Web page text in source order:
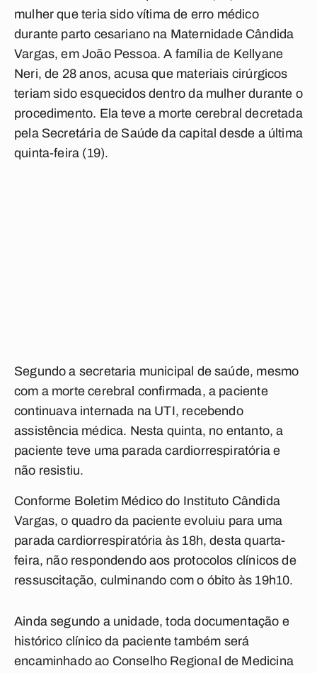
mulher que teria sido vítima de erro médico
durante parto cesariano na Maternidade Cândida
Vargas, em João Pessoa. A família de Kellyane
Neri, de 28 anos, acusa que materiais cirúrgicos
teriam sido esquecidos dentro da mulher durante o
procedimento. Ela teve a morte cerebral decretada
pela Secretária de Saúde da capital desde a última
quinta-feira (19).
Segundo a secretaria municipal de saúde, mesmo
com a morte cerebral confirmada, a paciente
continuava internada na UTI, recebendo
assistência médica. Nesta quinta, no entanto, a
paciente teve uma parada cardiorrespiratória e
não resistiu.
Conforme Boletim Médico do Instituto Cândida
Vargas, o quadro da paciente evoluiu para uma
parada cardiorrespiratória às 18h, desta quarta-
feira, não respondendo aos protocolos clínicos de
ressuscitação, culminando com o óbito às 19h10.
Ainda segundo a unidade, toda documentação e
histórico clínico da paciente também será
encaminhado ao Conselho Regional de Medicina